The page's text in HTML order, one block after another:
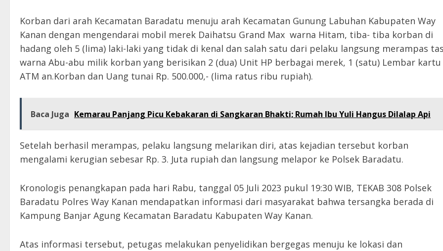
Korban dari arah Kecamatan Baradatu menuju arah Kecamatan Gunung Labuhan Kabupaten Way
Kanan dengan mengendarai mobil merek Daihatsu Grand Max warna Hitam, tiba- tiba korban di
hadang oleh 5 (lima) laki-laki yang tidak di kenal dan salah satu dari pelaku langsung merampas tas
warna Abu-abu milik korban yang berisikan 2 (dua) Unit HP berbagai merek, 1 (satu) Lembar kartu
ATM an.Korban dan Uang tunai Rp. 500.000,- (lima ratus ribu rupiah).
Baca Juga Kemarau Panjang Picu Kebakaran di Sangkaran Bhakti; Rumah Ibu Yuli Hangus Dilalap Api
Setelah berhasil merampas, pelaku langsung melarikan diri, atas kejadian tersebut korban
mengalami kerugian sebesar Rp. 3. Juta rupiah dan langsung melapor ke Polsek Baradatu.
Kronologis penangkapan pada hari Rabu, tanggal 05 Juli 2023 pukul 19:30 WIB, TEKAB 308 Polsek
Baradatu Polres Way Kanan mendapatkan informasi dari masyarakat bahwa tersangka berada di
Kampung Banjar Agung Kecamatan Baradatu Kabupaten Way Kanan.
Atas informasi tersebut, petugas melakukan penyelidikan bergegas menuju ke lokasi dan